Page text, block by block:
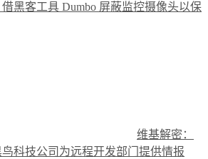
黑客工具 Dumbo 屏蔽监控摄像头以保
维基解密：
科技公司为远程开发部门提供情报